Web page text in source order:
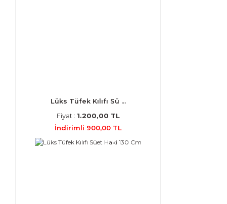
Lüks Tüfek Kılıfı Sü ...
Fiyat : 1.200,00 TL
İndirimli 900,00 TL